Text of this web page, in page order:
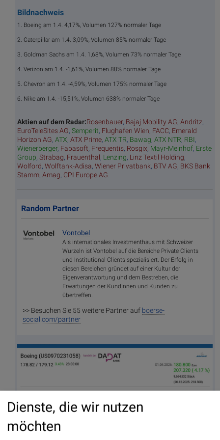
Bildnachweis
1. Boeing am 1.4. 4,17%, Volumen 127% normaler Tage
2. Caterpillar am 1.4. 3,09%, Volumen 85% normaler Tage
3. Goldman Sachs am 1.4. 1,68%, Volumen 73% normaler Tage
4. Verizon am 1.4. -1,61%, Volumen 88% normaler Tage
5. Chevron am 1.4. -4,59%, Volumen 175% normaler Tage
6. Nike am 1.4. -15,51%, Volumen 638% normaler Tage
Aktien auf dem Radar:Rosenbauer, Bajaj Mobility AG, Andritz,
EuroTeleSites AG, Semperit, Flughafen Wien, FACC, Emerald
Horizon AG, ATX, ATX Prime, ATX TR, Bawag, ATX NTR, RBI,
Wienerberger, Fabasoft, Frequentis, Rosgix, Mayr-Melnhof, Erste
Group, Strabag, Frauenthal, Lenzing, Linz Textil Holding,
Wolford, Wolftank-Adisa, Wiener Privatbank, BTV AG, BKS Bank
Stamm, Amag, CPI Europe AG
Random Partner
Vontobel
Als internationales Investmenthaus mit Schweizer
Wurzeln ist Vontobel auf die Bereiche Private Clients
und Institutional Clients spezialisiert. Der Erfolg in
diesen Bereichen gründet auf einer Kultur der
Eigenverantwortung und dem Bestreben, die
Erwartungen der Kundinnen und Kunden zu
übertreffen.
>> Besuchen Sie 55 weitere Partner auf boerse-
social.com/partner
Dienste, die wir nutzen
möchten